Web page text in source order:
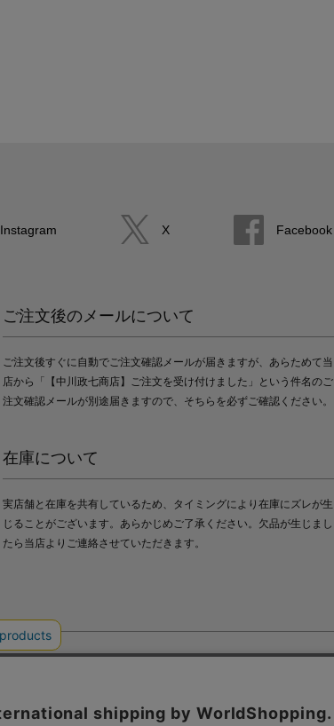
Instagram X Facebook
ご注文後のメールについて
ご注文後すぐに自動でご注文確認メールが届きますが、あらためて当
店から「【中川政七商店】ご注文を受け付けました」という件名のご
注文確認メールが別途届きますので、そちらを必ずご確認ください。
在庫について
実店舗と在庫を共有しているため、タイミングにより在庫にズレが生
じることがございます。あらかじめご了承ください。欠品が生じまし
たら当店よりご連絡させていただきます。